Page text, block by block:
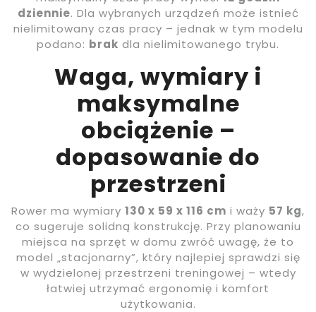
dziennie. Dla wybranych urządzeń może istnieć
nielimitowany czas pracy – jednak w tym modelu
podano: brak dla nielimitowanego trybu.
Waga, wymiary i
maksymalne
obciążenie –
dopasowanie do
przestrzeni
Rower ma wymiary 130 x 59 x 116 cm i waży 57 kg,
co sugeruje solidną konstrukcję. Przy planowaniu
miejsca na sprzęt w domu zwróć uwagę, że to
model „stacjonarny”, który najlepiej sprawdzi się
w wydzielonej przestrzeni treningowej – wtedy
łatwiej utrzymać ergonomię i komfort
użytkowania.